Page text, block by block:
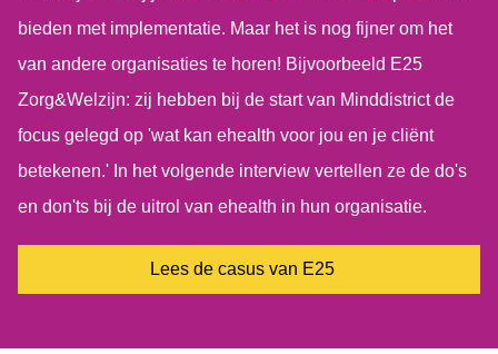
bieden met implementatie. Maar het is nog fijner om het
van andere organisaties te horen! Bijvoorbeeld E25
Zorg&Welzijn: zij hebben bij de start van Minddistrict de
focus gelegd op 'wat kan ehealth voor jou en je cliënt
betekenen.' In het volgende interview vertellen ze de do's
en don'ts bij de uitrol van ehealth in hun organisatie.
Lees de casus van E25